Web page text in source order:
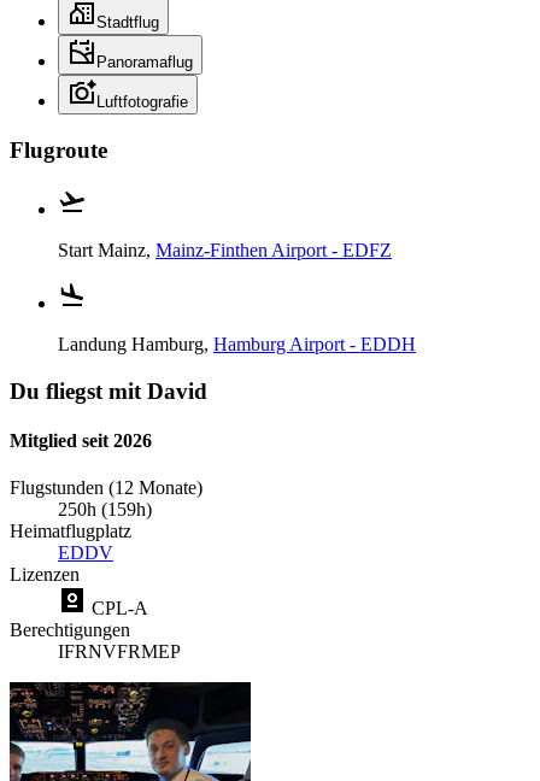
Stadtflug
Panoramaflug
Luftfotografie
Flugroute
Start Mainz, Mainz-Finthen Airport - EDFZ
Landung Hamburg, Hamburg Airport - EDDH
Du fliegst mit David
Mitglied seit 2026
Flugstunden (12 Monate)
250h (159h)
Heimatflugplatz
EDDV
Lizenzen
CPL-A
Berechtigungen
IFRNVFRMEP